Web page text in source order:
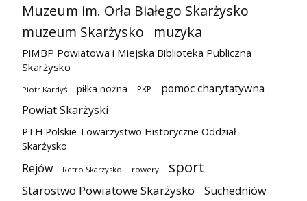
Muzeum im. Orła Białego Skarżysko
muzeum Skarżysko
muzyka
PiMBP Powiatowa i Miejska Biblioteka Publiczna
Skarżysko
Piotr Kardyś piłka nożna PKP
pomoc charytatywna
Powiat Skarżyski
PTH Polskie Towarzystwo Historyczne Oddział
Skarżysko
Rejów Retro Skarżysko rowery sport
Starostwo Powiatowe Skarżysko Suchedniów